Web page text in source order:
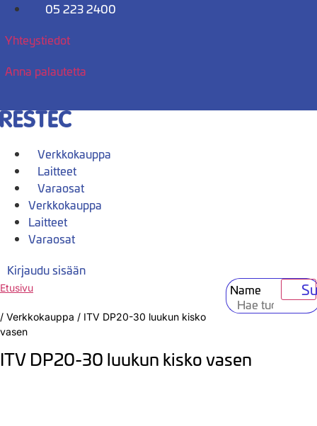
Mene
05 223 2400
Yhteystiedot
Anna palautetta
Verkkokauppa
Laitteet
Varaosat
Verkkokauppa
Laitteet
Varaosat
Kirjaudu sisään
Name
Etusivu
/ Verkkokauppa / ITV DP20-30 luukun kisko
vasen
ITV DP20-30 luukun kisko vasen